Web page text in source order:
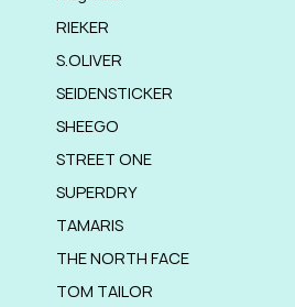
RIEKER
S.OLIVER
SEIDENSTICKER
SHEEGO
STREET ONE
SUPERDRY
TAMARIS
THE NORTH FACE
TOM TAILOR